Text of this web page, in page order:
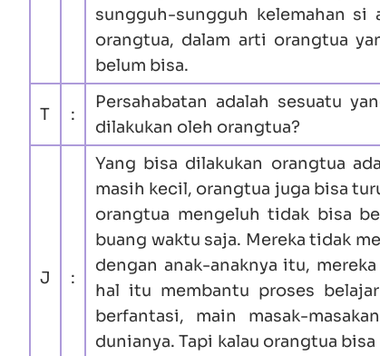
sungguh-sungguh kelemahan si
orangtua, dalam arti orangtua
belum bisa.
T :
Persahabatan adalah sesuatu
dilakukan oleh orangtua?
J :
Yang bisa dilakukan orangtua
masih kecil, orangtua juga bisa
orangtua mengeluh tidak bisa
buang waktu saja. Mereka tidak
dengan anak-anaknya itu,
hal itu membantu proses
berfantasi, main masak-
dunianya. Tapi kalau orangtua